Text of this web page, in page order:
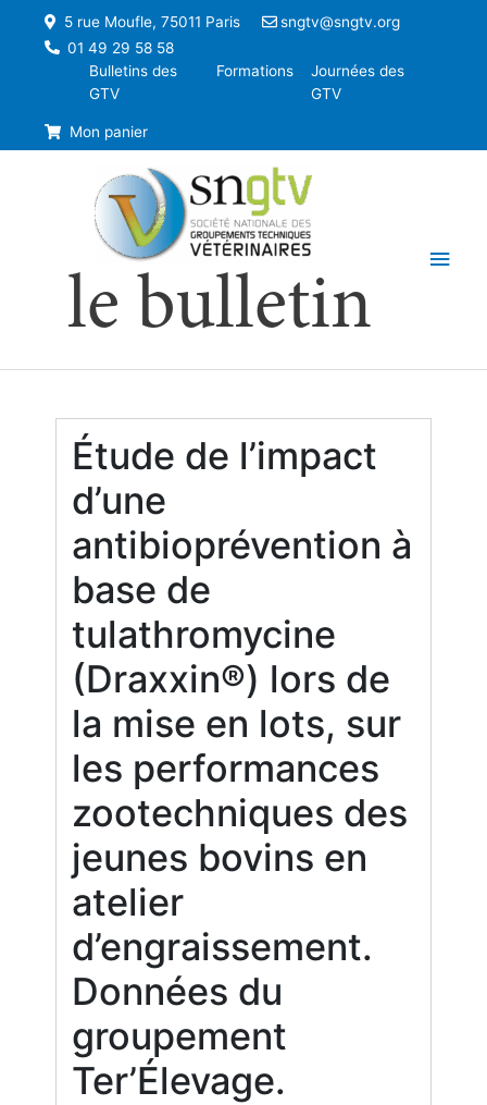
5 rue Moufle, 75011 Paris
sngtv@sngtv.org
01 49 29 58 58
Bulletins des
GTV
Formations
Journées des
GTV
Mon panier
le bulletin
Étude de l’impact
d’une
antibioprévention à
base de
tulathromycine
(Draxxin®) lors de
la mise en lots, sur
les performances
zootechniques des
jeunes bovins en
atelier
d’engraissement.
Données du
groupement
Ter’Élevage.